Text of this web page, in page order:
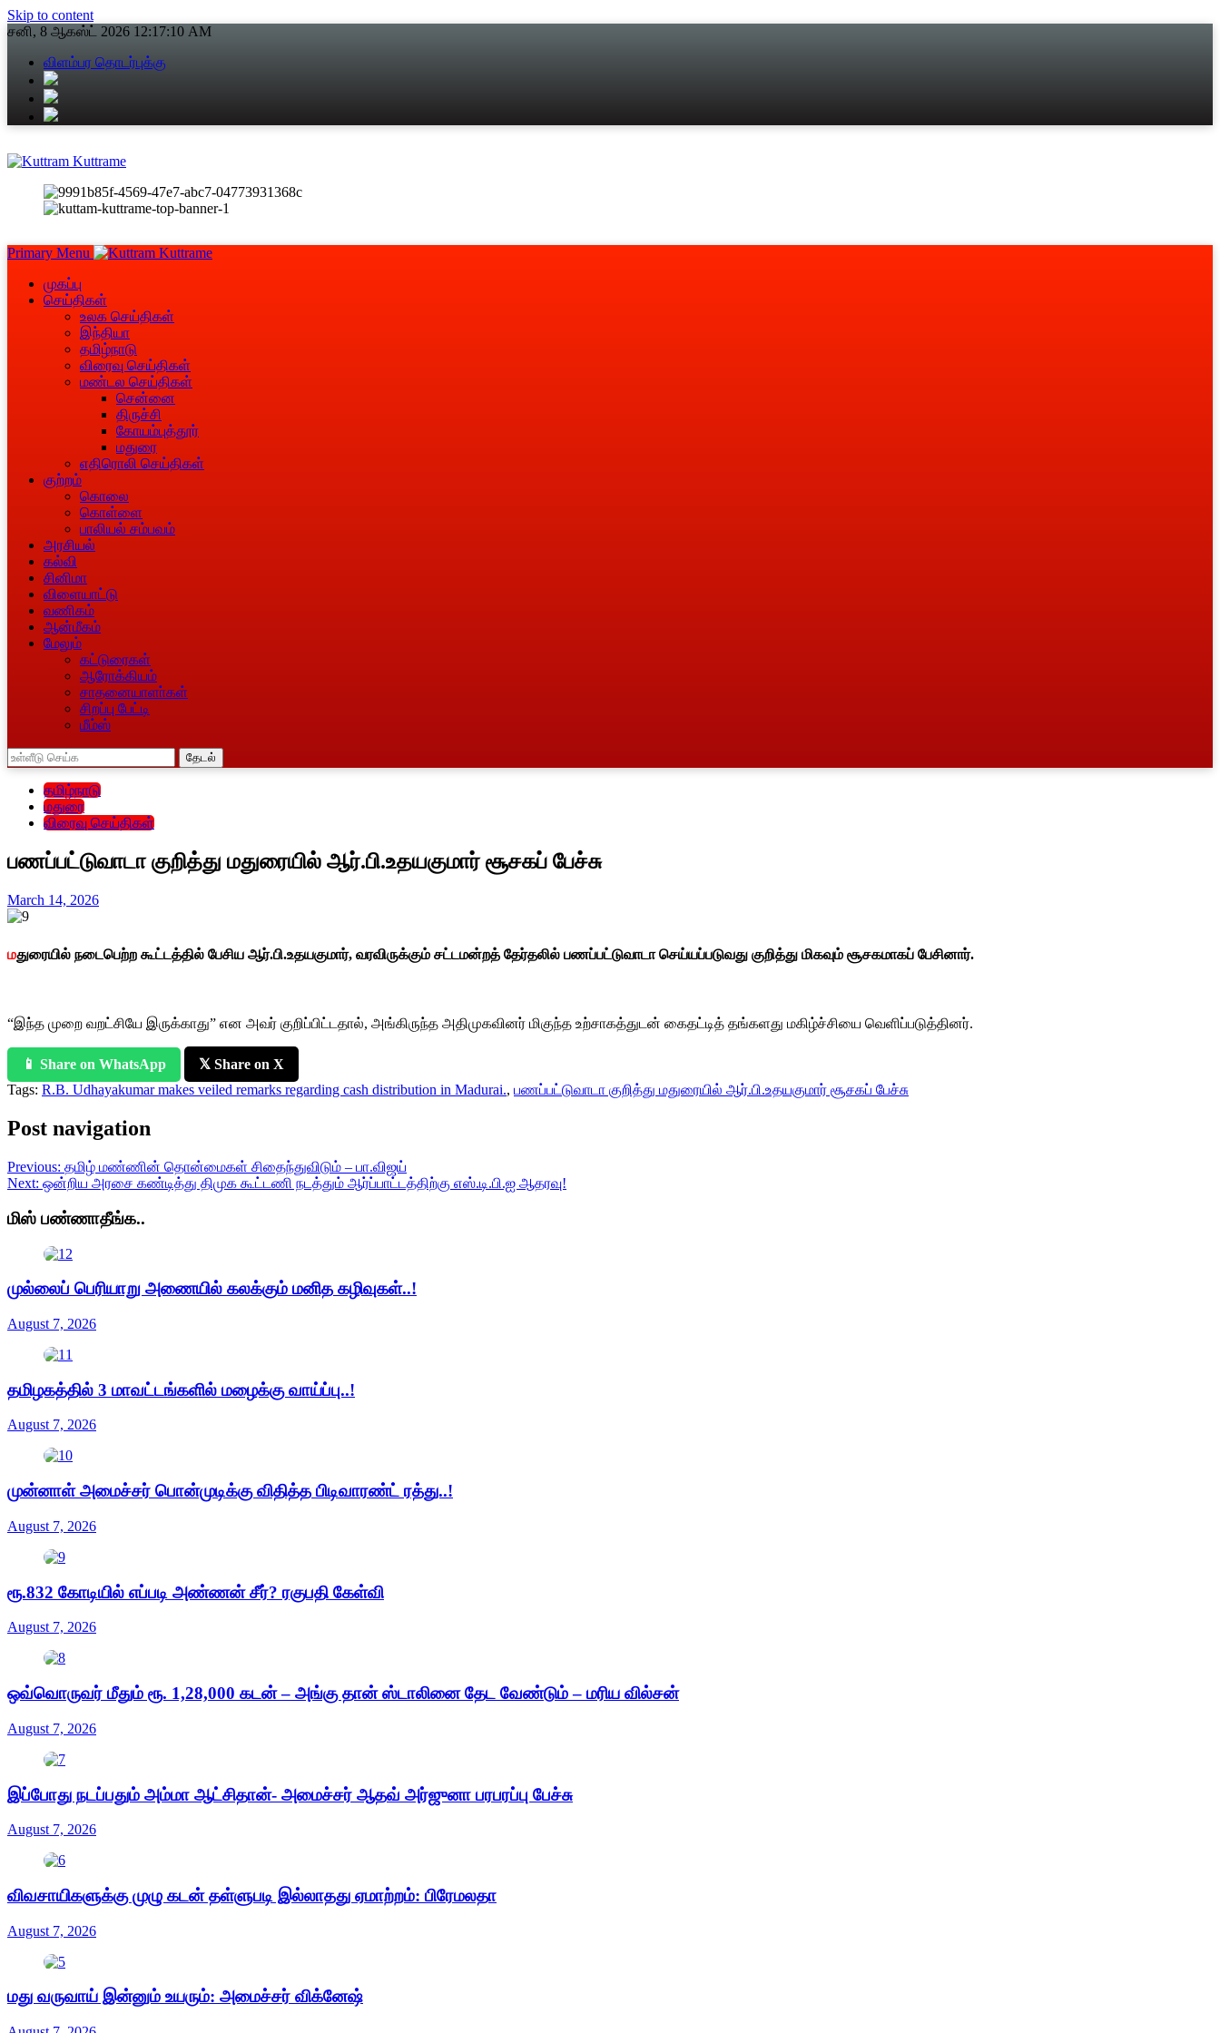
Skip to content
சனி, 8 ஆகஸ்ட் 2026 12:17:10 AM
விளம்பர தொடர்புக்கு
Primary Menu
முகப்பு
செய்திகள்
உலக செய்திகள்
இந்தியா
தமிழ்நாடு
விரைவு செய்திகள்
மண்டல செய்திகள்
சென்னை
திருச்சி
கோயம்புத்தூர்
மதுரை
எதிரொலி செய்திகள்
குற்றம்
கொலை
கொள்ளை
பாலியல் சம்பவம்
அரசியல்
கல்வி
சினிமா
விளையாட்டு
வணிகம்
ஆன்மீகம்
மேலும்
கட்டுரைகள்
ஆரோக்கியம்
சாதனையாளா்கள்
சிறப்பு பேட்டி
மீம்ஸ்
தேடல்
தமிழ்நாடு
மதுரை
விரைவு செய்திகள்
பணப்பட்டுவாடா குறித்து மதுரையில் ஆர்.பி.உதயகுமார் சூசகப் பேச்சு
March 14, 2026
மதுரையில் நடைபெற்ற கூட்டத்தில் பேசிய ஆர்.பி.உதயகுமார், வரவிருக்கும் சட்டமன்றத் தேர்தலில் பணப்பட்டுவாடா செய்யப்படுவது குறித்து மிகவும் சூசகமாகப் பேசினார்.
“இந்த முறை வறட்சியே இருக்காது” என அவர் குறிப்பிட்டதால், அங்கிருந்த அதிமுகவினர் மிகுந்த உற்சாகத்துடன் கைதட்டித் தங்களது மகிழ்ச்சியை வெளிப்படுத்தினர்.
📱 Share on WhatsApp
𝕏 Share on X
Tags: R.B. Udhayakumar makes veiled remarks regarding cash distribution in Madurai., பணப்பட்டுவாடா குறித்து மதுரையில் ஆர்.பி.உதயகுமார் சூசகப் பேச்சு
Post navigation
Previous: தமிழ் மண்ணின் தொன்மைகள் சிதைந்துவிடும் – பா.விஜய்
Next: ஒன்றிய அரசை கண்டித்து திமுக கூட்டணி நடத்தும் ஆர்ப்பாட்டத்திற்கு எஸ்.டி.பி.ஐ ஆதரவு!
மிஸ் பண்ணாதீங்க..
முல்லைப் பெரியாறு அணையில் கலக்கும் மனித கழிவுகள்..!
August 7, 2026
தமிழகத்தில் 3 மாவட்டங்களில் மழைக்கு வாய்ப்பு..!
August 7, 2026
முன்னாள் அமைச்சர் பொன்முடிக்கு விதித்த பிடிவாரண்ட் ரத்து..!
August 7, 2026
ரூ.832 கோடியில் எப்படி அண்ணன் சீர்? ரகுபதி கேள்வி
August 7, 2026
ஒவ்வொருவர் மீதும் ரூ. 1,28,000 கடன் – அங்கு தான் ஸ்டாலினை தேட வேண்டும் – மரிய வில்சன்
August 7, 2026
இப்போது நடப்பதும் அம்மா ஆட்சிதான்- அமைச்சர் ஆதவ் அர்ஜுனா பரபரப்பு பேச்சு
August 7, 2026
விவசாயிகளுக்கு முழு கடன் தள்ளுபடி இல்லாதது ஏமாற்றம்: பிரேமலதா
August 7, 2026
மது வருவாய் இன்னும் உயரும்: அமைச்சர் விக்னேஷ்